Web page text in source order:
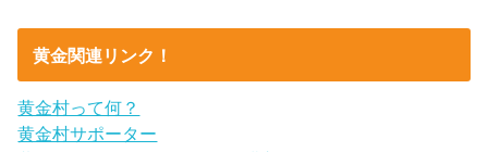
黄金関連リンク！
黄金村って何？
黄金村サポーター